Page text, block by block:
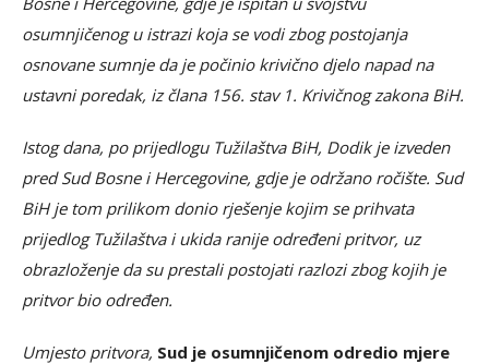
osumnjičenog u istrazi koja se vodi zbog postojanja
osnovane sumnje da je počinio krivično djelo napad na
ustavni poredak, iz člana 156. stav 1. Krivičnog zakona BiH.
Istog dana, po prijedlogu Tužilaštva BiH, Dodik je izveden
pred Sud Bosne i Hercegovine, gdje je održano ročište. Sud
BiH je tom prilikom donio rješenje kojim se prihvata
prijedlog Tužilaštva i ukida ranije određeni pritvor, uz
obrazloženje da su prestali postojati razlozi zbog kojih je
pritvor bio određen.
Umjesto pritvora, Sud je osumnjičenom odredio mjere